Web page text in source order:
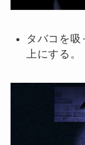
タバコを
上にする。